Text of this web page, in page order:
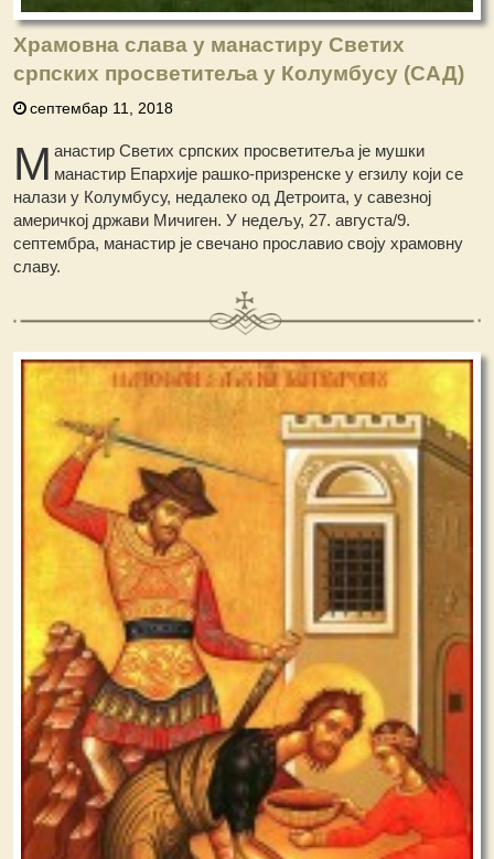
Храмовна слава у манастиру Светих
српских просветитеља у Колумбусу (САД)
септембар 11, 2018
М анастир Светих српских просветитеља је мушки
манастир Епархије рашко-призренске у егзилу који се
налази у Колумбусу, недалеко од Детроита, у савезној
америчкој држави Мичиген. У недељу, 27. августа/9.
септембра, манастир је свечано прославио своју храмовну
славу.